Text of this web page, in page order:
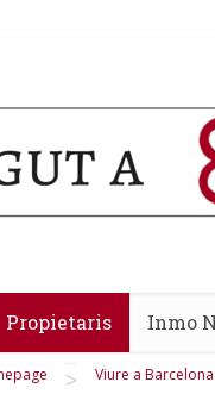
Propietaris Inmo
> Viure a Barcelona